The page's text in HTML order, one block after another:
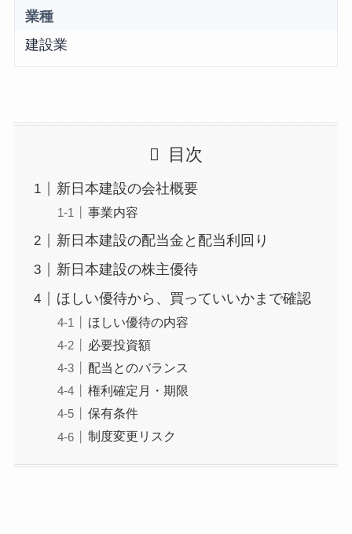
業種
建設業
目次
新日本建設の会社概要
事業内容
新日本建設の配当金と配当利回り
新日本建設の株主優待
ほしい優待から、買っていいかまで確認
ほしい優待の内容
必要投資額
配当とのバランス
権利確定月・期限
保有条件
制度変更リスク